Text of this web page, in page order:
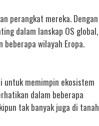
perangkat mereka. Dengan
dalam lanskap OS global,
wilayah Eropa.
untuk memimpin ekosistem
dalam beberapa
tak banyak juga di tanah